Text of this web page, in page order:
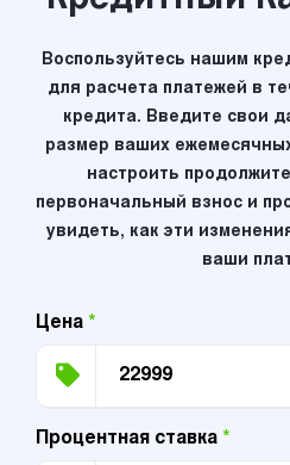
Воспользуйтесь нашим
для расчета платежей в
кредита. Введите свои
размер ваших
настроить
первоначальный взнос и
увидеть, как эти
ваши
Цена *
Процентная ставка *